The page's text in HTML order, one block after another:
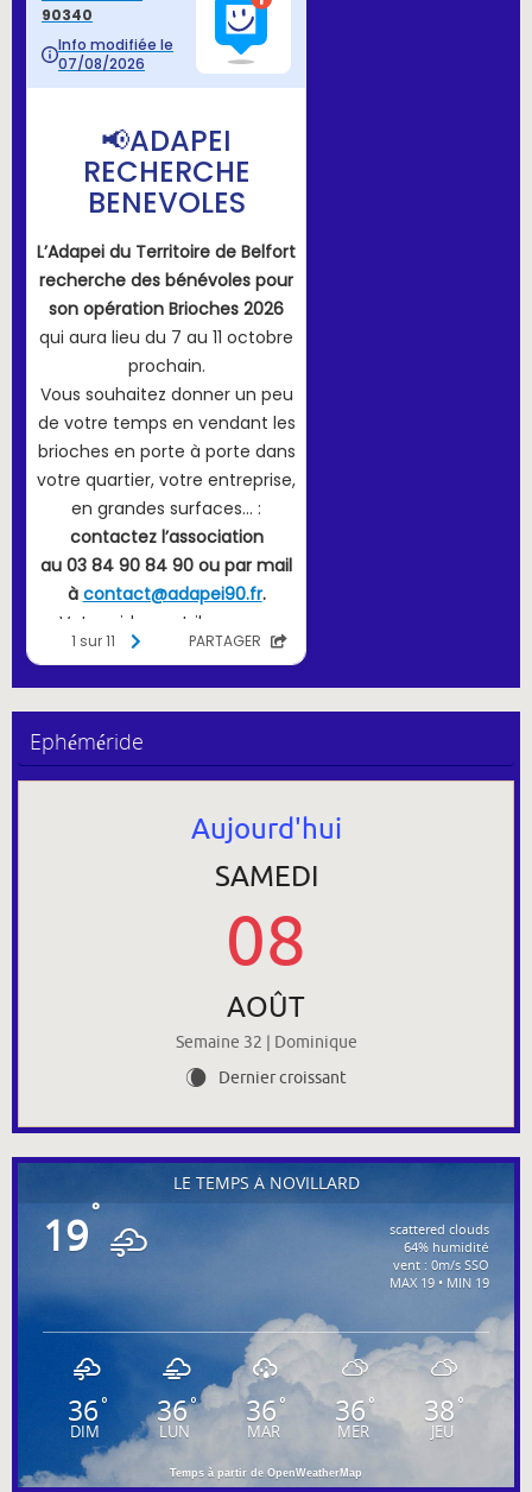
Ephéméride
Aujourd'hui
SAMEDI
08
AOÛT
Semaine 32 | Dominique
W Dernier croissant
LE TEMPS À NOVILLARD
19°
scattered clouds
64% humidité
vent : 0m/s SSO
MAX 19 • MIN 19
36°
DIM
36°
LUN
36°
MAR
36°
MER
38°
JEU
Temps à partir de OpenWeatherMap